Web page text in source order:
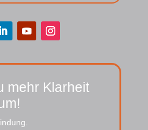
mehr Klarheit